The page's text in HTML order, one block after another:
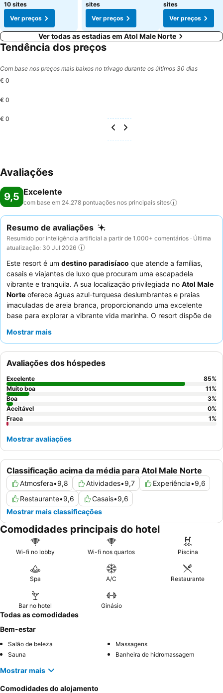
10 sites
Ver preços
sites
Ver preços
sites
Ver preços
Ver todas as estadias em Atol Male Norte
Tendência dos preços
Com base nos preços mais baixos no trivago durante os últimos 30 dias
€ 0
€ 0
€ 0
Avaliações
9,5 Excelente
com base em 24.278 pontuações nos principais sites
Resumo de avaliações
Resumido por inteligência artificial a partir de 1.000+ comentários · Última
atualização: 30 Jul 2026
Este resort é um destino paradisíaco que atende a famílias,
casais e viajantes de luxo que procuram uma escapadela
vibrante e tranquila. A sua localização privilegiada no Atol Male
Norte oferece águas azul-turquesa deslumbrantes e praias
imaculadas de areia branca, proporcionando uma excelente
base para explorar a vibrante vida marinha. O resort dispõe de
apenas para adultos), um ginásio bem equipado e um clube
atendidos. Os hóspedes elogiam consistentemente o
excecional pelo seu serviço simpático e atencioso, e os
restaurantes buffet
pelas suas deliciosas e variadas temáticas
internacionais. Para uma experiência inesquecível, considere
reservar uma
vistas deslumbrantes para o oceano.
Mostrar mais
Classificação acima da média para Atol Male Norte
Atmosfera•9,8 Atividades•9,7 Experiência•9,6
Restaurante•9,6 Casais•9,6
Mostrar mais classificações
Avaliações dos hóspedes
Excelente 85%
Muito boa
11%
Boa
3%
Aceitável
0%
Fraca
1%
Mostrar avaliações
Comodidades principais do hotel
Wi-fi no lobby Wi-fi nos quartos Piscina
Spa A/C Restaurante
Bar no hotel Ginásio
Todas as comodidades
Bem-estar
Salão de beleza
Massagens
Sauna
Banheira de hidromassagem
Mostrar mais
Comodidades do alojamento